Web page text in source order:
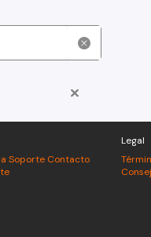
Soporte Contacto
Legal